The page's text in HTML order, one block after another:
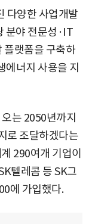
다양한 사업개발
분야 전문성·IT
플랫폼을 구축하
에너지 사용을 지
는 2050년까지
로 조달하겠다는
290여개 기업이
텔레콤 등 SK그
에 가입했다.